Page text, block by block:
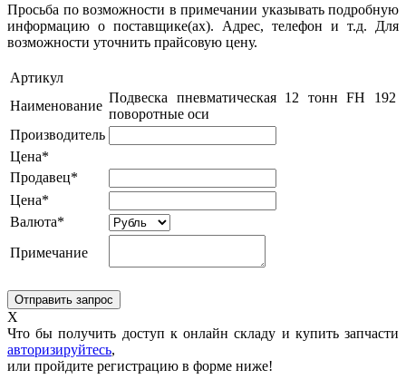
Просьба по возможности в примечании указывать подробную
информацию о поставщике(ах). Адрес, телефон и т.д. Для
возможности уточнить прайсовую цену.
Артикул
Наименование
Подвеска пневматическая 12 тонн FH 192
поворотные оси
Производитель
Цена*
Продавец*
Цена*
Валюта*
Примечание
X
Что бы получить доступ к онлайн складу и купить запчасти
авторизируйтесь,
или пройдите регистрацию в форме ниже!